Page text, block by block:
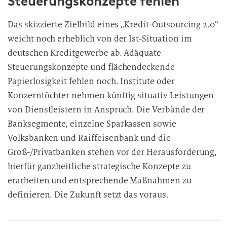
Das skizzierte Zielbild eines „Kredit-Outsourcing 2.0“
weicht noch erheblich von der Ist-Situation im
deutschen Kreditgewerbe ab. Adäquate
Steuerungskonzepte und flächendeckende
Papierlosigkeit fehlen noch. Institute oder
Konzerntöchter nehmen künftig situativ Leistungen
von Dienstleistern in Anspruch. Die Verbände der
Banksegmente, einzelne Sparkassen sowie
Volksbanken und Raiffeisenbank und die
Groß-/Privatbanken stehen vor der Herausforderung,
hierfür ganzheitliche strategische Konzepte zu
erarbeiten und entsprechende Maßnahmen zu
definieren. Die Zukunft setzt das voraus.